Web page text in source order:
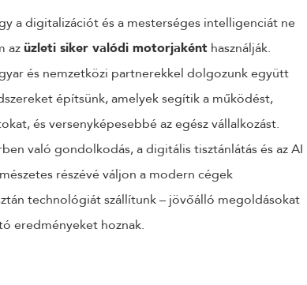
a digitalizációt és a mesterséges intelligenciát ne
azüzleti siker valódi motorjaként használják.
és nemzetközi partnerekkel dolgozunk együtt
építsünk, amelyek segítik a működést,
és versenyképesebbé az egész vállalkozást.
való gondolkodás, a digitális tisztánlátás és az AI
részévé váljon a modern cégek
technológiát szállítunk – jövőálló megoldásokat
eredményeket hoznak.